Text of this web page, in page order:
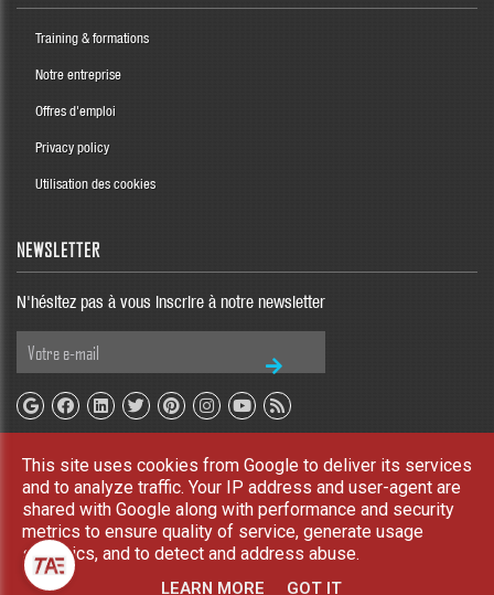
Training & formations
Notre entreprise
Offres d'emploi
Privacy policy
Utilisation des cookies
NEWSLETTER
N'hésitez pas à vous inscrire à notre newsletter
Copyright © 2026 TAE Blog. All rights reserved |UP-TO-DATE WebDesign
This site uses cookies from Google to deliver its services
and to analyze traffic. Your IP address and user-agent are
shared with Google along with performance and security
metrics to ensure quality of service, generate usage
statistics, and to detect and address abuse.
LEARN MORE GOT IT